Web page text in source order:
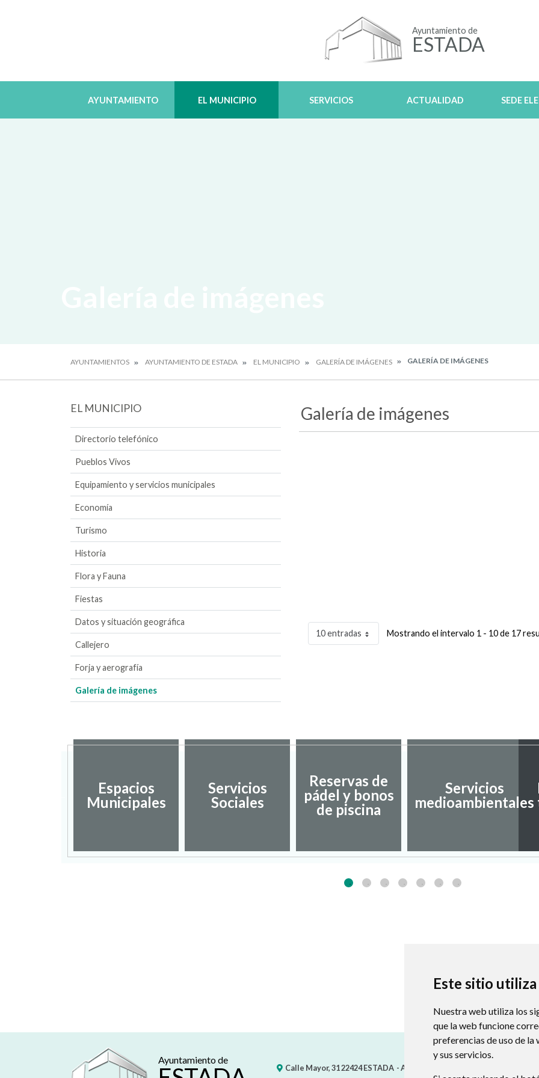
Este sitio
Nuestra web utiliza los
que la web funcione
preferencias de uso de la
y sus servicios.
Ayuntamiento de
ESTADA
AYUNTAMIENTO EL MUNICIPIO SERVICIOS ACTUALIDAD SEDE
AYUNTAMIENTOS AYUNTAMIENTO DE ESTADA EL MUNICIPIO GALERÍA DE IMÁGENES GALERÍA DE IMÁGENES
EL MUNICIPIO
Directorio telefónico
Pueblos Vivos
Equipamiento y servicios municipales
Economía
Turismo
Historia
Flora y Fauna
Fiestas
Datos y situación geográfica
Callejero
Forja y aerografía
Galería de imágenes
Galería de imágenes
10 entradas Mostrando el intervalo 1 - 10 de 17
Espacios
Municipales
Servicios
Sociales
Reservas de
pádel y bonos
de piscina
Servicios
medioambientales
Ayuntamiento de
Calle Mayor, 3122424ESTADA - ARAGÓN